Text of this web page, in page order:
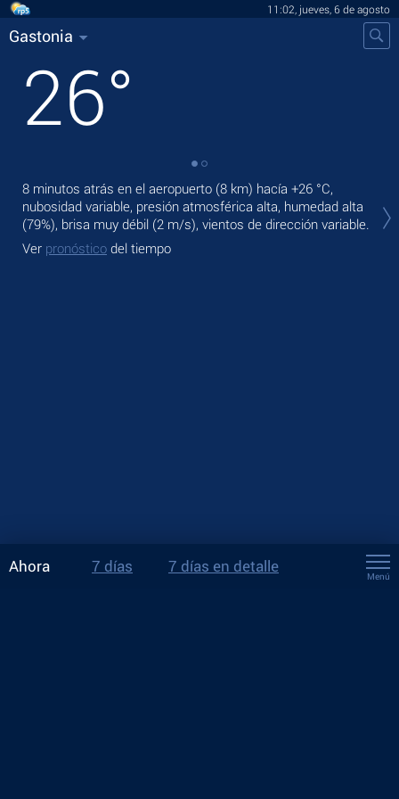
11:02, jueves, 6 de agosto
Gastonia
26°
8 minutos atrás en el aeropuerto (8 km) hacía +26 °C,
nubosidad variable, presión atmosférica alta, humedad alta
(79%), brisa muy débil (2 m/s), vientos de dirección variable.
Ver pronóstico del tiempo
Ahora 7 días 7 días en detalle
Menú